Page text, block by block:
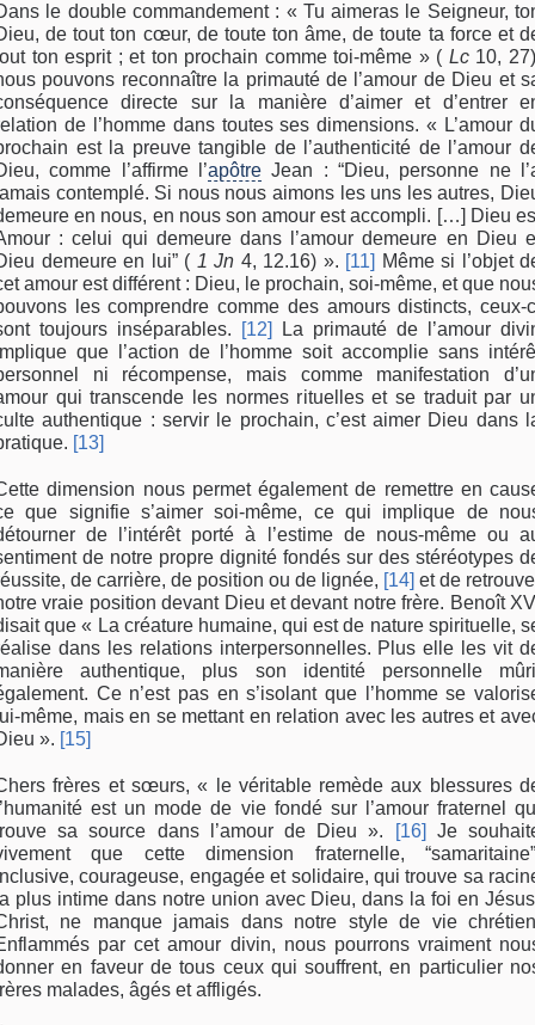
le double commandement : « Tu aimeras le Seigneur,
de tout ton cœur, de toute ton âme, de toute ta force et
ton esprit ; et ton prochain comme toi-même » ( Lc10,
pouvons reconnaître la primauté de l’amour de Dieu et
directe sur la manière d’aimer et d’entrer
de l’homme dans toutes ses dimensions. « L’amour
est la preuve tangible de l’authenticité de l’amour
comme l’affirme l’apôtre Jean : “Dieu, personne ne
contemplé. Si nous nous aimons les uns les autres,
en nous, en nous son amour est accompli. […] Dieu
: celui qui demeure dans l’amour demeure en Dieu
demeure en lui” ( 1 Jn 4, 12.16) ». [11]
Même si l’objet
amour est différent : Dieu, le prochain, soi-même, et que
les comprendre comme des amours distincts, ceux-
toujours inséparables.
[12]
La primauté de l’amour
que l’action de l’homme soit accomplie sans
ni récompense, mais comme manifestation
qui transcende les normes rituelles et se traduit par
authentique : servir le prochain, c’est aimer Dieu dans
[13]
dimension nous permet également de remettre en
que signifie s’aimer soi-même, ce qui implique de
de l’intérêt porté à l’estime de nous-même ou
de notre propre dignité fondés sur des stéréotypes
de carrière, de position ou de lignée, [14] et de
vraie position devant Dieu et devant notre frère. Benoît
que « La créature humaine, qui est de nature spirituelle,
dans les relations interpersonnelles. Plus elle les vit
authentique, plus son identité personnelle
Ce n’est pas en s’isolant que l’homme se
même, mais en se mettant en relation avec les autres et
». [15]
frères et sœurs, « le véritable remède aux blessures
est un mode de vie fondé sur l’amour fraternel
sa source dans l’amour de Dieu ».
[16]
Je
que cette dimension fraternelle,
courageuse, engagée et solidaire, qui trouve sa
plus intime dans notre union avec Dieu, dans la foi en
ne manque jamais dans notre style de vie
par cet amour divin, nous pourrons vraiment
en faveur de tous ceux qui souffrent, en particulier
malades, âgés et affligés.